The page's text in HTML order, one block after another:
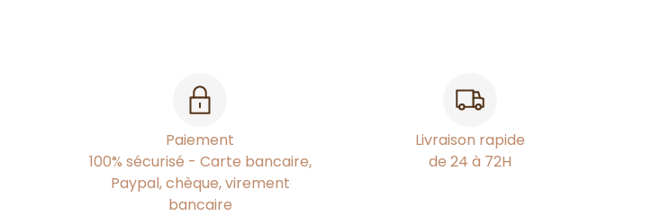
Paiement
100% sécurisé - Carte bancaire,
Paypal, chèque, virement
bancaire
Livraison rapide
de 24 à 72H